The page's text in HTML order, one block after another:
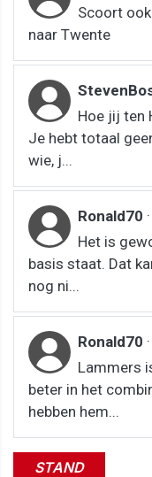
Scoort
naar Twente
Hoe jij ten
Je hebt totaal
wie, j...
Ronald70 ·
Het is
basis staat. Dat
nog ni...
Ronald70 ·
Lammers
beter in het
hebben hem...
STAND